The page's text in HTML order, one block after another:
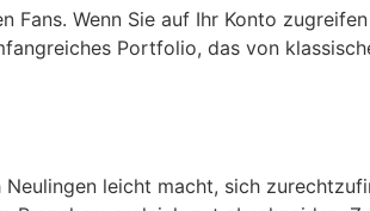
Wenn Sie auf Ihr Konto
Portfolio, das von
leicht macht, sich